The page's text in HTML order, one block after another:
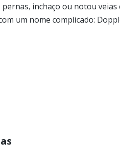
inchaço ou notou
um nome complicado: